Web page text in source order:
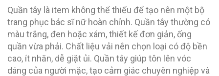
Quần tây là item không thể thiếu để tạo nên một bộ
trang phục bác sĩ nữ hoàn chỉnh. Quần tây thường có
màu trắng, đen hoặc xám, thiết kế đơn giản, ống
quần vừa phải. Chất liệu vải nên chọn loại có độ bền
cao, ít nhăn, dễ giặt ủi. Quần tây giúp tôn lên vóc
dáng của người mặc, tạo cảm giác chuyên nghiệp và